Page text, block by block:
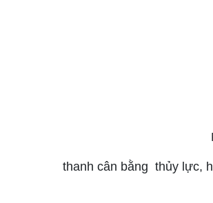
thanh cân bằng thủy lực,